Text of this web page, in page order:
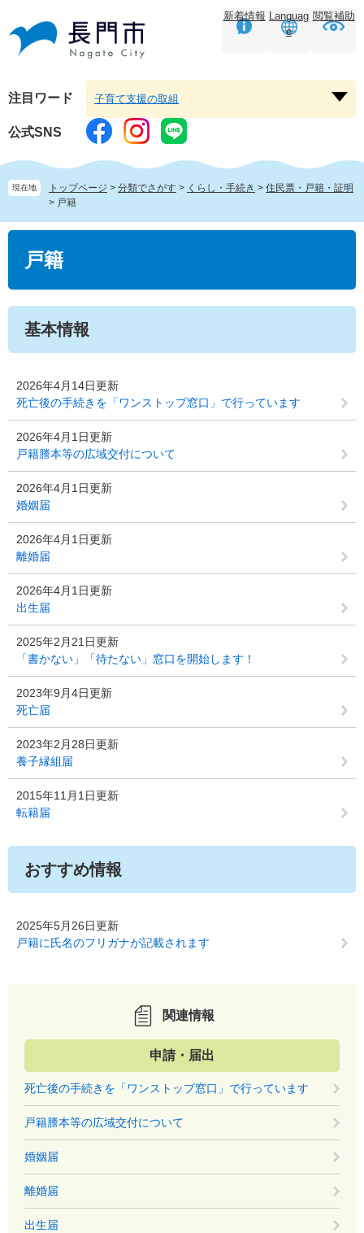
頭
す。
飛
し
本
文
へ
新着情報 Languag
e
閲覧補助
注目ワード
ー
を
く
子育て支援の取組
公式SNS
現在地 トップページ > 分類でさがす > くらし・手続き > 住民票・戸籍・証明
> 戸籍
戸籍
基本情報
2026年4月14日更新
死亡後の手続きを「ワンストップ窓口」で行っています
2026年4月1日更新
戸籍謄本等の広域交付について
2026年4月1日更新
婚姻届
2026年4月1日更新
離婚届
2026年4月1日更新
出生届
2025年2月21日更新
「書かない」「待たない」窓口を開始します！
2023年9月4日更新
死亡届
2023年2月28日更新
養子縁組届
2015年11月1日更新
転籍届
おすすめ情報
2025年5月26日更新
戸籍に氏名のフリガナが記載されます
関連情報
申請・届出
死亡後の手続きを「ワンストップ窓口」で行っています
戸籍謄本等の広域交付について
婚姻届
離婚届
出生届